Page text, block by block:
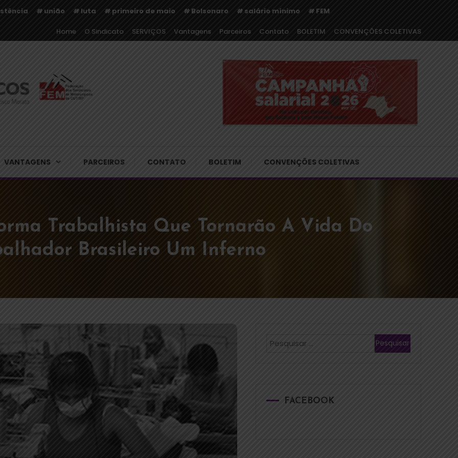
união luta primeiro de maio Bolsonaro salário mínimo FEM
Home O Sindicato SERVIÇOS Vantagens Parceiros Contato BOLETIM CONVENÇÕES COLETIVAS
VANTAGENS PARCEIROS CONTATO BOLETIM CONVENÇÕES COLETIVAS
Trabalhista Que Tornarão A Vida Do
Brasileiro Um Inferno
FACEBOOK